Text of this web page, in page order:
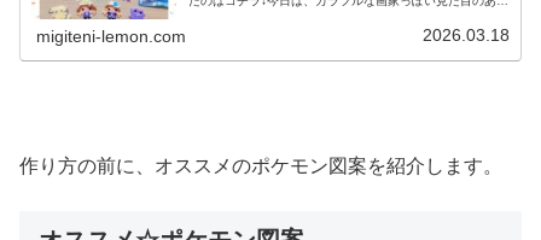
migiteni-lemon.com 2026.03.18
作り方の前に、オススメのポケモン図案を紹介します。